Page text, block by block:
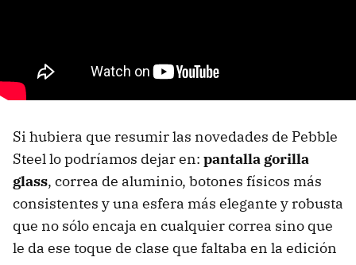
Si hubiera que resumir las novedades de Pebble
Steel lo podríamos dejar en: pantalla gorilla
glass, correa de aluminio, botones físicos más
consistentes y una esfera más elegante y robusta
que no sólo encaja en cualquier correa sino que
le da ese toque de clase que faltaba en la edición